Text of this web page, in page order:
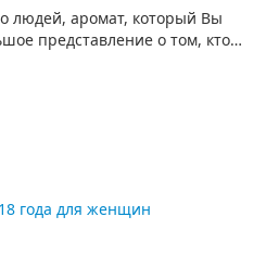
людей, аромат, который Вы
представление о том, кто…
отношение
к многочисленным
года для женщин